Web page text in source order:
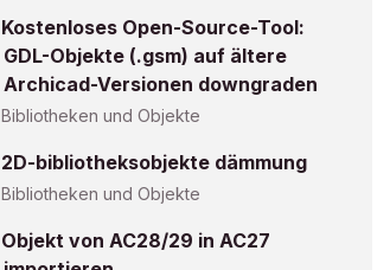
Kostenloses Open-Source-Tool:
GDL-Objekte (.gsm) auf ältere
Archicad-Versionen downgraden
Bibliotheken und Objekte
2D-bibliotheksobjekte dämmung
Bibliotheken und Objekte
Objekt von AC28/29 in AC27